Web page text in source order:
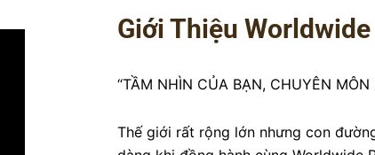
Giới Thiệu
“TẦM NHÌN CỦA BẠN, CHUYÊN MÔN
Thế giới rất rộng lớn nhưng con